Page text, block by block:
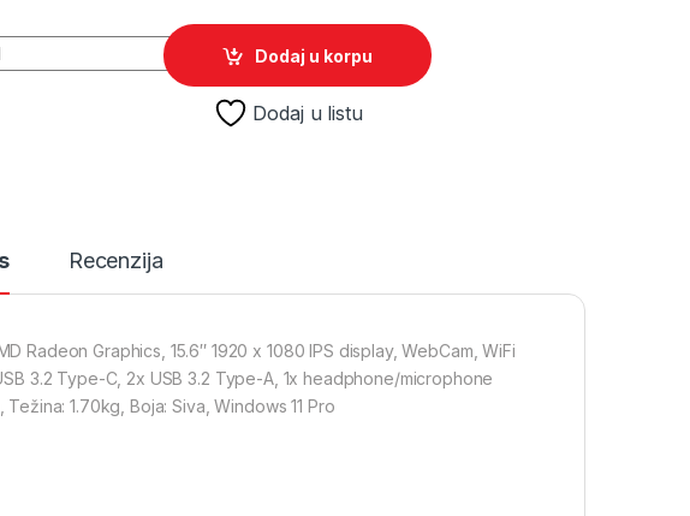
Vivobook 15 laptop M1502YA-BQ927W quantity
Dodaj u korpu
Dodaj u listu
Recenzija
Radeon Graphics, 15.6″ 1920 x 1080 IPS display, WebCam, WiFi
3.2 Type-C, 2x USB 3.2 Type-A, 1x headphone/microphone
1.70kg, Boja: Siva, Windows 11 Pro